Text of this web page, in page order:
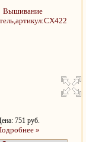
751 руб.
»